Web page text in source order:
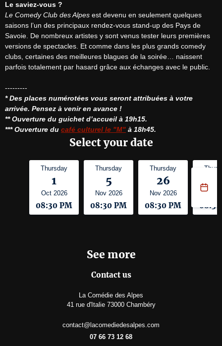
Le saviez-vous ?
Le Comedy Club des Alpes est devenu en seulement quelques
saisons l’un des principaux rendez-vous stand-up des Pays de
Savoie. De nombreux artistes y sont venus tester leurs premières
versions de spectacles. Et comme dans les plus grands comedy
clubs, certaines des meilleures blagues de la soirée… naissent
parfois totalement par hasard grâce aux échanges avec le public.
* Des places numérotées vous seront attribuées à votre
arrivée. Pensez à venir en avance !
** Ouverture du guichet d’accueil à 19h15.
*** Ouverture du café culturel le "M" à 18h45.
Select your date
Thursday
1
Oct 2026
08:30 PM
Thursday
5
Nov 2026
08:30 PM
Thursday
26
Nov 2026
08:30 PM
Jan
See more
Contact us
La Comédie des Alpes
41 rue d'Italie 73000 Chambéry
contact@lacomediedesalpes.com
07 66 73 12 68